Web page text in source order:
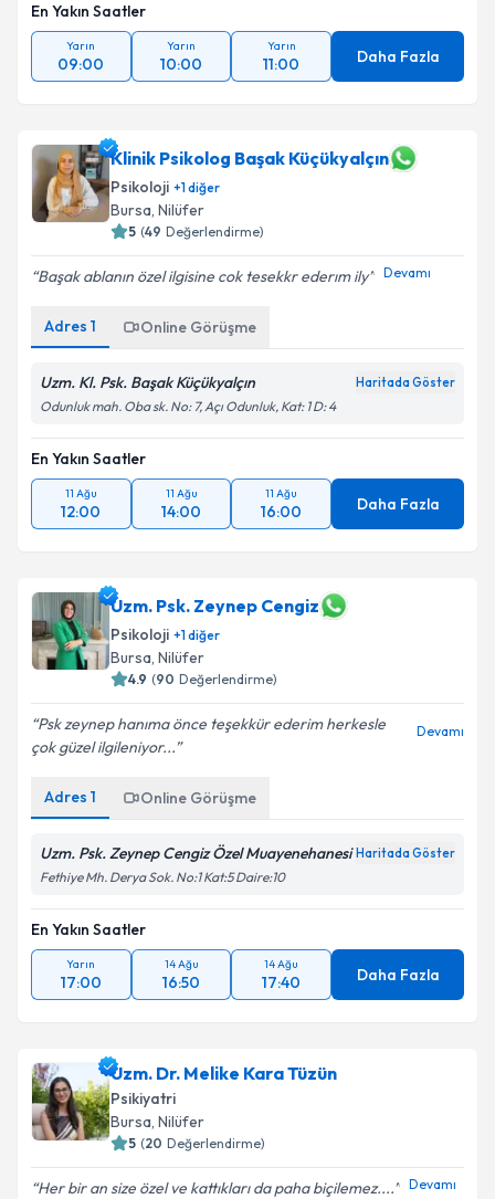
En Yakın Saatler
Yarın
09:00
Yarın
10:00
Yarın
11:00 Daha Fazla
Klinik Psikolog Başak Küçükyalçın
Psikoloji +1diğer
Bursa, Nilüfer
5 (49 Değerlendirme)
Başak ablanın özel ilgisine cok tesekkr ederım ily Devamı
Adres 1 Online Görüşme
Uzm. Kl. Psk. Başak Küçükyalçın Haritada Göster
Odunluk mah. Oba sk. No: 7, Açı Odunluk, Kat: 1 D: 4
En Yakın Saatler
11 Ağu
12:00
11 Ağu
14:00
11 Ağu
16:00 Daha Fazla
Uzm. Psk. Zeynep Cengiz
Psikoloji +1diğer
Bursa, Nilüfer
4.9 (90 Değerlendirme)
Psk zeynep hanıma önce teşekkür ederim herkesle
çok güzel ilgileniyor...
Devamı
Adres 1 Online Görüşme
Uzm. Psk. Zeynep Cengiz Özel Muayenehanesi Haritada Göster
Fethiye Mh. Derya Sok. No:1 Kat:5 Daire:10
En Yakın Saatler
Yarın
17:00
14 Ağu
16:50
14 Ağu
17:40 Daha Fazla
Uzm. Dr. Melike Kara Tüzün
Psikiyatri
Bursa, Nilüfer
5 (20 Değerlendirme)
Her bir an size özel ve kattıkları da paha biçilemez.... Devamı